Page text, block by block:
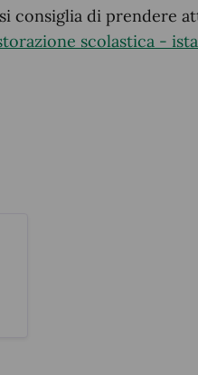
consiglia di prendere
scolastica -